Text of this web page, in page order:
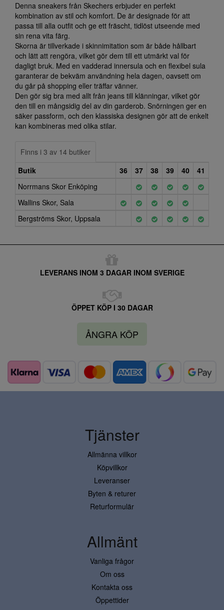
Denna sneakers från Skechers erbjuder en perfekt
kombination av stil och komfort. De är designade för att
passa till alla outfit och ge ett fräscht, tidlöst utseende med
sin rena vita färg.
Skorna är tillverkade i skinnimitation som är både hållbart
och lätt att rengöra, vilket gör dem till ett utmärkt val för
dagligt bruk. Med en vadderad innersula och en flexibel sula
garanterar de bekväm användning hela dagen, oavsett om
du går på shopping eller träffar vänner.
Den gör sig bra med allt från jeans till klänningar, vilket gör
den till en mångsidig del av din garderob. Snörningen ger en
säker passform, och den klassiska designen gör att de enkelt
kan kombineras med olika stilar.
Finns i 3 av 14 butiker
Butik
36 37 38 39 40
41
Norrmans Skor Enköping
Wallins Skor, Sala
Bergströms Skor, Uppsala
LEVERANS INOM 3 DAGAR INOM SVERIGE
ÖPPET KÖP I 30 DAGAR
ÅNGRA KÖP
Tjänster
Allmänna villkor
Köpvillkor
Leveranser
Byten & returer
Returformulär
Allmänt
Vanliga frågor
Om oss
Kontakta oss
Öppettider